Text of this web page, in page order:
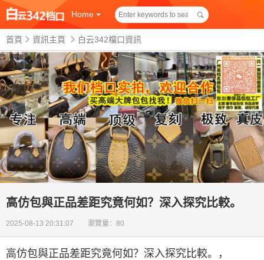
Home
首頁 資訊主頁 白云342檔口資訊
高仿包與正品差距究竟何如？深入探究比較。
2025-08-13 20:31:07 瀏覽量：80
高仿包與正品差距究竟何如？深入探究比較。 ，